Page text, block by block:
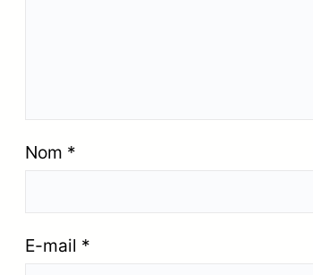
Nom *
E-mail *